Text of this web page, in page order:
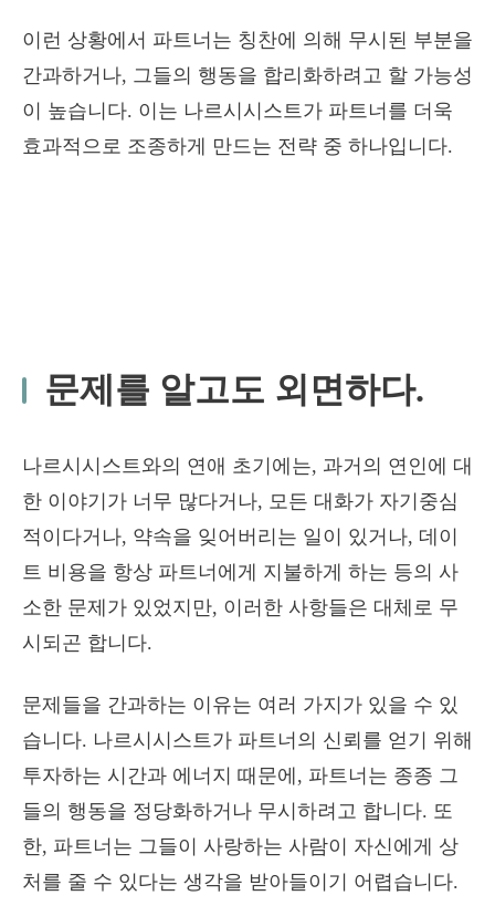
이런 상황에서 파트너는 칭찬에 의해 무시된 부분을
간과하거나, 그들의 행동을 합리화하려고 할 가능성
이 높습니다. 이는 나르시시스트가 파트너를 더욱
효과적으로 조종하게 만드는 전략 중 하나입니다.
문제를 알고도 외면하다.
나르시시스트와의 연애 초기에는, 과거의 연인에 대
한 이야기가 너무 많다거나, 모든 대화가 자기중심
적이다거나, 약속을 잊어버리는 일이 있거나, 데이
트 비용을 항상 파트너에게 지불하게 하는 등의 사
소한 문제가 있었지만, 이러한 사항들은 대체로 무
시되곤 합니다.
문제들을 간과하는 이유는 여러 가지가 있을 수 있
습니다. 나르시시스트가 파트너의 신뢰를 얻기 위해
투자하는 시간과 에너지 때문에, 파트너는 종종 그
들의 행동을 정당화하거나 무시하려고 합니다. 또
한, 파트너는 그들이 사랑하는 사람이 자신에게 상
처를 줄 수 있다는 생각을 받아들이기 어렵습니다.